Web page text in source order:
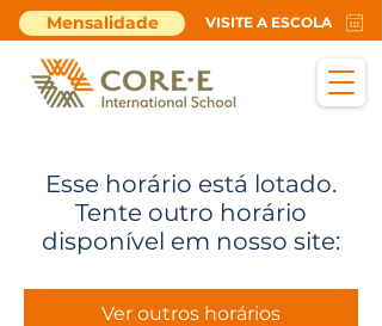
Mensalidade VISITE A ESCOLA
Esse horário está lotado.
Tente outro horário
disponível em nosso site:
Ver outros horários